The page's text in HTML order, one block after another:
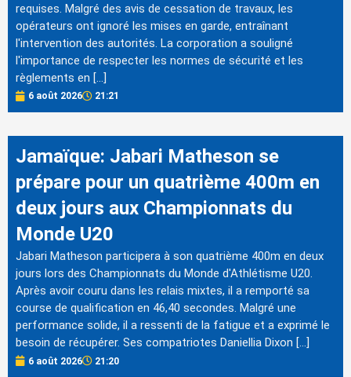
requises. Malgré des avis de cessation de travaux, les
opérateurs ont ignoré les mises en garde, entraînant
l'intervention des autorités. La corporation a souligné
l'importance de respecter les normes de sécurité et les
règlements en […]
6 août 2026 21:21
Jamaïque: Jabari Matheson se
prépare pour un quatrième 400m en
deux jours aux Championnats du
Monde U20
Jabari Matheson participera à son quatrième 400m en deux
jours lors des Championnats du Monde d'Athlétisme U20.
Après avoir couru dans les relais mixtes, il a remporté sa
course de qualification en 46,40 secondes. Malgré une
performance solide, il a ressenti de la fatigue et a exprimé le
besoin de récupérer. Ses compatriotes Daniellia Dixon […]
6 août 2026 21:20